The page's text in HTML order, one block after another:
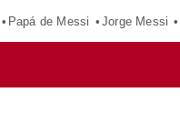
Papá de Messi Jorge Messi